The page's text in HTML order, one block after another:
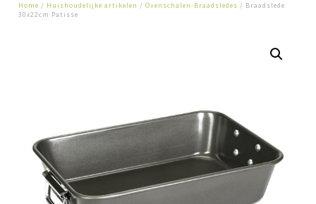
Home / Huishoudelijke artikelen /Ovenschalen-Braadsledes / Braadslede
30x22cm Patisse